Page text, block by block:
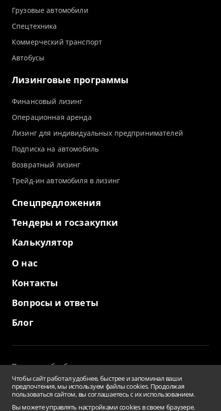
Грузовые автомобили
Спецтехника
Коммерческий транспорт
Автобусы
Лизинговые программы
Финансовый лизинг
Операционная аренда
Лизинг для индивидуальных предпринимателей
Подписка на автомобиль
Возвратный лизинг
Трейд-ин автомобиля в лизинг
Спецпредложения
Тендеры и госзакупки
Калькулятор
О нас
Контакты
Вопросы и ответы
Блог
Политика обработки персональных данных
и использование файлов cookies
Пользовательское соглашение
Заверения и гарантии
Противодействие коррупции
Чтобы сайт работал удобнее, быстрее и запоминал ваши
предпочтения, мы используем файлы cookies. Продолжая
пользоваться сайтом, вы соглашаетесь с их использованием.
Вы можете управлять настройками cookies в своем браузере.